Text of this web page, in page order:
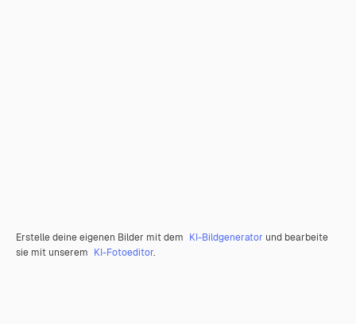
Erstelle deine eigenen Bilder mit dem KI-Bildgenerator und bearbeite
sie mit unserem KI-Fotoeditor.